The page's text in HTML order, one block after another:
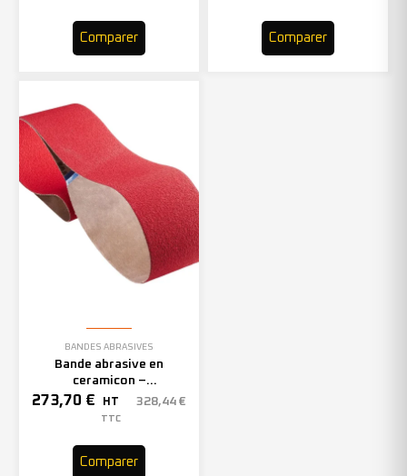
Comparer Comparer
BANDES ABRASIVES
Bande abrasive en
ceramicon –
150mmx2000mm – Grain 40
– 305969 (x10)
273,70 € HT 328,44 €
TTC
Comparer